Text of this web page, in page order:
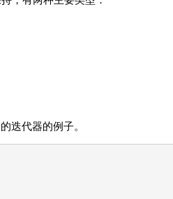
迭代器的例子。